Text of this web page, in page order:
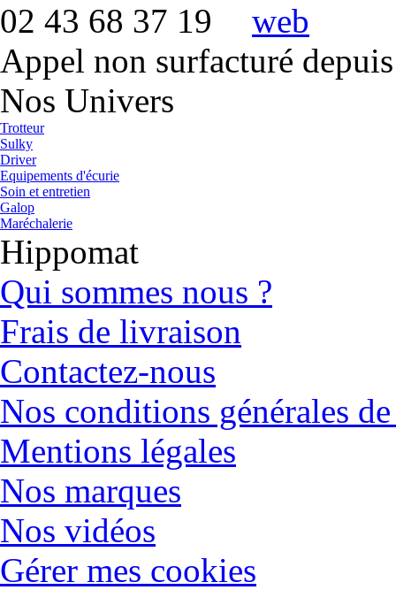
02 43 68 37 19
Appel non surfacturé
Nos Univers
Trotteur
Sulky
Driver
Equipements d'écurie
Soin et entretien
Galop
Maréchalerie
Hippomat
Qui sommes nous ?
Frais de livraison
Contactez-nous
Nos conditions générales
Mentions légales
Nos marques
Nos vidéos
Gérer mes cookies